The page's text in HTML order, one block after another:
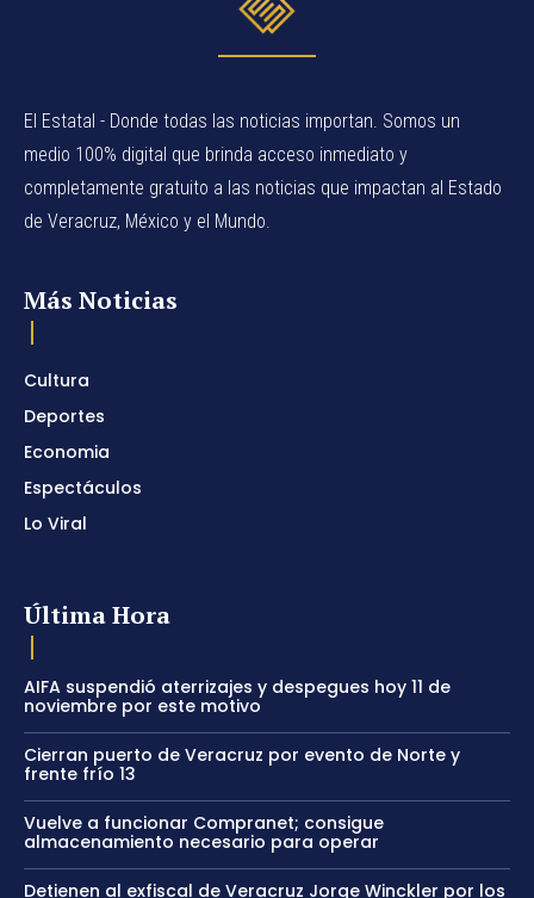
El Estatal - Donde todas las noticias importan. Somos un
medio 100% digital que brinda acceso inmediato y
completamente gratuito a las noticias que impactan al Estado
de Veracruz, México y el Mundo.
Más Noticias
Cultura
Deportes
Economia
Espectáculos
Lo Viral
Última Hora
AIFA suspendió aterrizajes y despegues hoy 11 de
noviembre por este motivo
Cierran puerto de Veracruz por evento de Norte y
frente frío 13
Vuelve a funcionar Compranet; consigue
almacenamiento necesario para operar
Detienen al exfiscal de Veracruz Jorge Winckler por los